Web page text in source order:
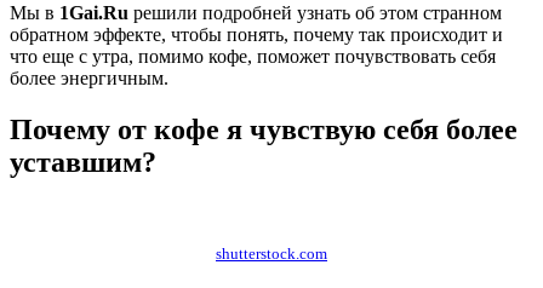
Мы в 1Gai.Ru решили подробней узнать об этом странном
обратном эффекте, чтобы понять, почему так происходит и
что еще с утра, помимо кофе, поможет почувствовать себя
более энергичным.
Почему от кофе я чувствую себя более
уставшим?
shutterstock.com